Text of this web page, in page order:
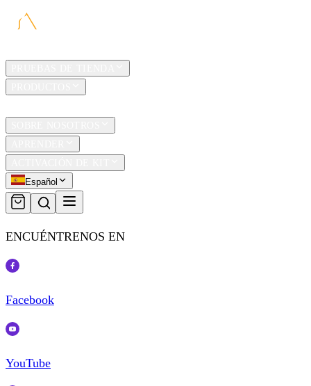
Español
ENCUÉNTRENOS EN
Facebook
YouTube